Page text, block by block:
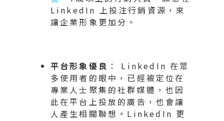
LinkedIn 上投注行銷資源，來
讓企業形象更加分。
平台形象優良 ： LinkedIn 在眾
多使用者的眼中，已經被定位在
專業人士聚集的社群媒體，也因
此在平台上投放的廣告，也會讓
人產生相關聯想。LinkedIn 更